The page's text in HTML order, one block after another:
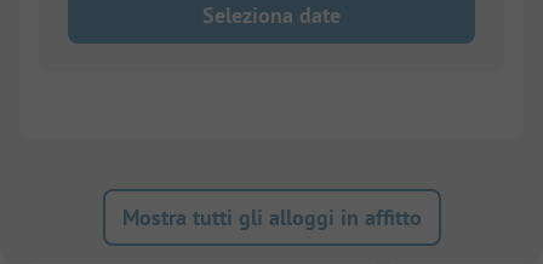
Seleziona date
Mostra tutti gli alloggi in affitto